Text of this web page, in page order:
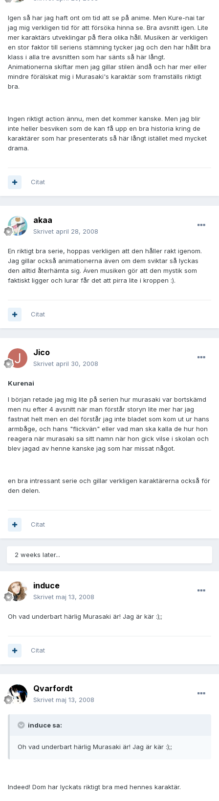
Igen så har jag haft ont om tid att se på anime. Men Kure-nai tar
jag mig verkligen tid för att försöka hinna se. Bra avsnitt igen. Lite
mer karaktärs utveklingar på flera olika håll. Musiken är verkligen
en stor faktor till seriens stämning tycker jag och den har hållt bra
klass i alla tre avsnitten som har sänts så här långt.
Animationerna skiftar men jag gillar stilen ändå och har mer eller
mindre förälskat mig i Murasaki's karaktär som framställs riktigt
bra.
Ingen riktigt action ännu, men det kommer kanske. Men jag blir
inte heller besviken som de kan få upp en bra historia kring de
karaktärer som har presenterats så här långt istället med mycket
drama.
Citat
akaa
Skrivet april 28, 2008
En riktigt bra serie, hoppas verkligen att den håller rakt igenom.
Jag gillar också animationerna även om dem sviktar så lyckas
den alltid återhämta sig. Även musiken gör att den mystik som
faktiskt ligger och lurar får det att pirra lite i kroppen :).
Citat
Jico
Skrivet april 30, 2008
Kurenai
I början retade jag mig lite på serien hur murasaki var bortskämd
men nu efter 4 avsnitt när man förstår storyn lite mer har jag
fastnat helt men en del förstår jag inte bladet som kom ut ur hans
armbåge, och hans "flickvän" eller vad man ska kalla de hur hon
reagera när murasaki sa sitt namn när hon gick vilse i skolan och
blev jagad av henne kanske jag som har missat något.
en bra intressant serie och gillar verkligen karaktärerna också för
den delen.
Citat
2 weeks later...
induce
Skrivet maj 13, 2008
Oh vad underbart härlig Murasaki är! Jag är kär :);;
Citat
Qvarfordt
Skrivet maj 13, 2008
induce sa:
Oh vad underbart härlig Murasaki är! Jag är kär :);;
Indeed! Dom har lyckats riktigt bra med hennes karaktär.